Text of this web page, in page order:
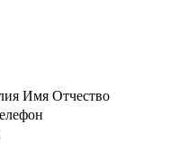
Имя Отчество